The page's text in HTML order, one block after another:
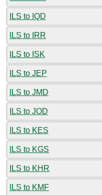
ILS to IQD
ILS to IRR
ILS to ISK
ILS to JEP
ILS to JMD
ILS to JOD
ILS to KES
ILS to KGS
ILS to KHR
ILS to KMF